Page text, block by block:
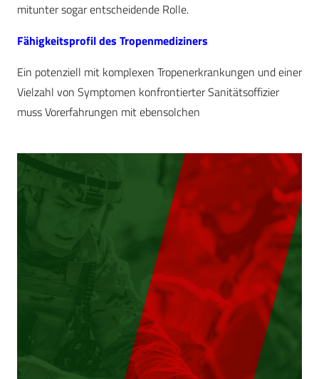
mitunter sogar entscheidende Rolle.
Fähigkeitsprofil des Tropenmediziners
Ein potenziell mit komplexen Tropenerkrankungen und einer
Vielzahl von Symptomen konfrontierter Sanitätsoffizier
muss Vorerfahrungen mit ebensolchen